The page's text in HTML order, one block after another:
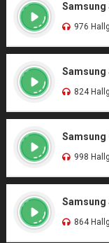
Samsung
976
Samsung
824
Samsung
998
Samsung
864